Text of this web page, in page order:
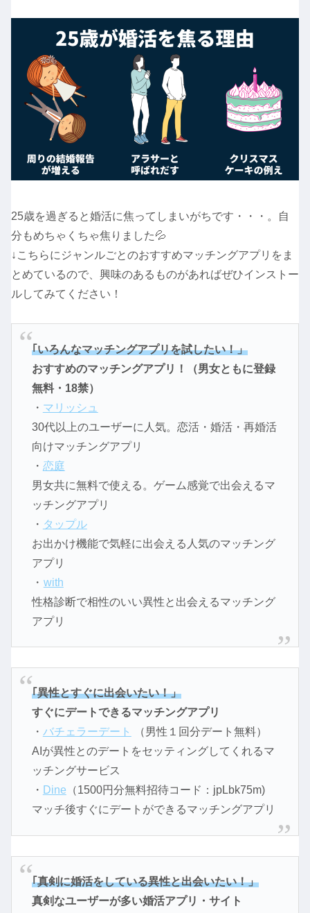
25歳を過ぎると婚活に焦ってしまいがちです・・・。自
分もめちゃくちゃ焦りました💦
↓こちらにジャンルごとのおすすめマッチングアプリをま
とめているので、興味のあるものがあればぜひインストー
ルしてみてください！
｢いろんなマッチングアプリを試したい！」
おすすめのマッチングアプリ！（男女ともに登録
無料・18禁）
・ マリッシュ
30代以上のユーザーに人気。恋活・婚活・再婚活
向けマッチングアプリ
・ 恋庭
男女共に無料で使える。ゲーム感覚で出会えるマ
ッチングアプリ
・ タップル
お出かけ機能で気軽に出会える人気のマッチング
アプリ
・ with
性格診断で相性のいい異性と出会えるマッチング
アプリ
｢異性とすぐに出会いたい！」
すぐにデートできるマッチングアプリ
・ バチェラーデート
（男性１回分デート無料）
AIが異性とのデートをセッティングしてくれるマ
ッチングサービス
・ Dine （1500円分無料招待コード：jpLbk75m)
マッチ後すぐにデートができるマッチングアプリ
｢真剣に婚活をしている異性と出会いたい！」
真剣なユーザーが多い婚活アプリ・サイト